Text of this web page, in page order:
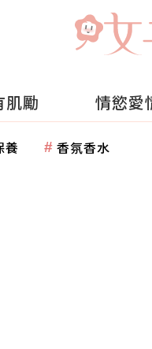
肌勵 情慾愛
養 香氛香水